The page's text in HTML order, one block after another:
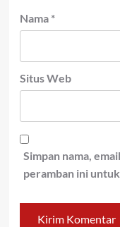
Nama *
Situs Web
Simpan nama,
peramban ini